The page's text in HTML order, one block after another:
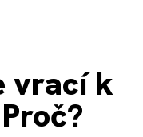
vrací k